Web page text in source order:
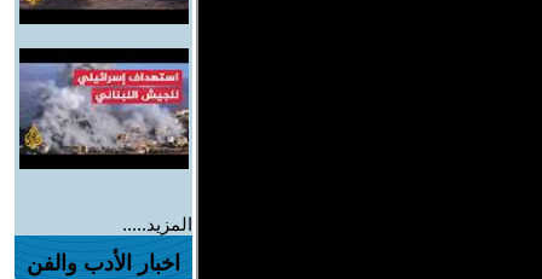
المزيد.....
اخبار الأدب والفن